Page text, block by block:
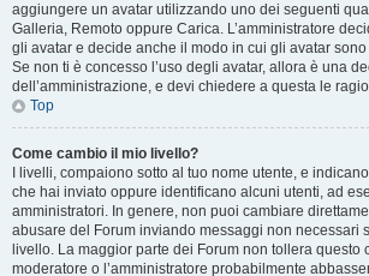
aggiungere un avatar utilizzando uno dei seguenti
Galleria, Remoto oppure Carica. L’amministratore
gli avatar e decide anche il modo in cui gli avatar
Se non ti è concesso l’uso degli avatar, allora è una
dell’amministrazione, e devi chiedere a questa le
Top
Come cambio il mio livello?
I livelli, compaiono sotto al tuo nome utente, e
che hai inviato oppure identificano alcuni utenti, ad
amministratori. In genere, non puoi cambiare
abusare del Forum inviando messaggi non necessari
livello. La maggior parte dei Forum non tollera questo
moderatore o l’amministratore probabilmente